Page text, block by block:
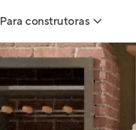
Para construtoras
Geração de Leads
Geração de Visitas